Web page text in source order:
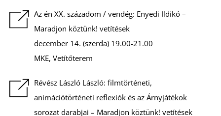
Az én XX. századom / vendég: Enyedi Ildikó –
Maradjon köztünk! vetítések
december 14. (szerda) 19.00-21.00
MKE, Vetítőterem
Révész László László: filmtörténeti,
animációtörténeti reflexiók és az Árnyjátékok
sorozat darabjai – Maradjon köztünk! vetítések